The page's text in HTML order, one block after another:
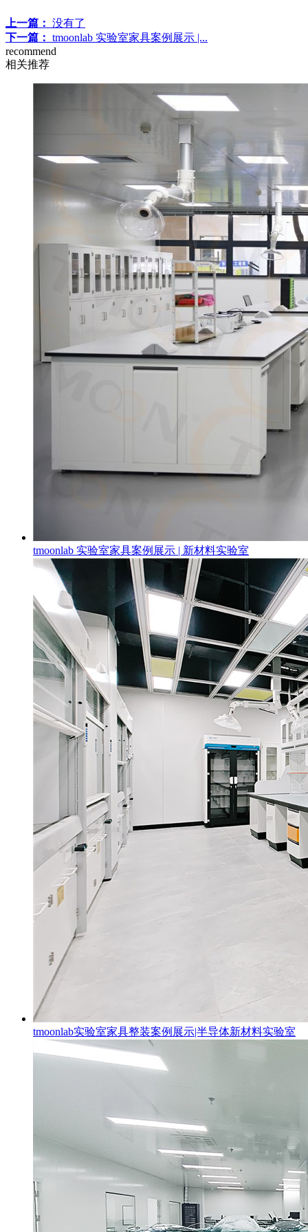
上一篇： 没有了
下一篇： tmoonlab 实验室家具案例展示 |...
recommend
相关推荐
tmoonlab 实验室家具案例展示 | 新材料实验室
tmoonlab实验室家具整装案例展示|半导体新材料实验室